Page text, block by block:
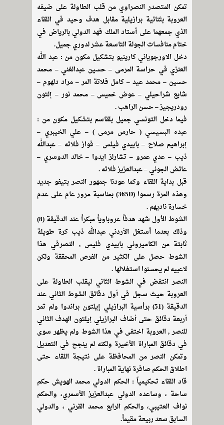
تمكن المتصدر النصراوي من قلب الطاولة على ضيفه
العروبة بثنائية برازيلية مقابل هدف وحيد في اللقاء
الذي جمعهما على أستاد الملك فهد الدولي بالرياض في
ختام منافسات الجولة التاسعة عشر لدوري جميل.
دخل الاورجوياني كارينيو بتشكيل مكون من : عبد الله
العنزي في حراسة المرمى – حسين عبدالغني – محمد
حسين – محمد عيد – كامل فلاتة المر – مراد دلهوم –
شايع شراحيلي – عوض خميس – محمد نور – إلتون
رودريجيز – حسن الراهب .
فيما دخل التونسي جميل بلقاسم بتشكيل مكون من :
عبده البسيسي ( حارس مرمى ) – علي الخيبري –
إبراهيم صلاح – بابيدي فيلس – فواز فلاته – عبدالله
ذيب – عدي عمرو – تشارلز ايدوا – خالد الدوسري –
عائض الجوني – عبدالعزيز فلاته .
قبل بداية اللقاء وكما عودنا جمهور النصر بتيفو جديد
وهذه المرة رسموا (365D) بمناسبة مرور عام على عدم
خسارة ناديهم .
الشوط الأول شهد هدفاً عروباوياً مبكراً عند الدقيقة (8)
وذلك بعدما أستغل الأردني عبدالله ذيب كرة طويلة
ثابتة من الكاميروني بابيدي فليس , النصرفي هذا
الشوط حصل على الكثير من الفرص المحققة ولكن
لاعبيه لم يحسنوا استغلالها .
النصر انتفض في الشوط الثاني ليقلب الطاولة على
العروبة حيث سجل في أول دقائق الشوط الثاني عند
الدقيقة (51) برأسية البرازيلي إيلتون براندوا ولم تمر
أربعة دقائق حتى أضاف البرازيلي إيلتون الهدف الثاني
للنصر , العروبة اختفى في هذا الشوط ولم يظهر سوى
في دقائق المباراة الأخيرة ولكنه لم ينجح في التعديل
وتمكن النصر من المحافظة على نتيجة اللقاء حتى
اطلاق الحكم صافرة نهاية المباراة .
قاد اللقاء تحكيمياً : الحكم الدولي محمد الهويش حكم
ساحة ، وساعده الدولي عبدالعزيز الأسمري، والحكم
نواف العتيبي، والحكم الرابع محمد القرني ، والدولي
السابق سعد ربيعة مقيماً.